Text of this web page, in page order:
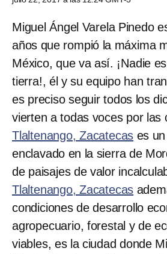
Miguel Ángel Varela Pinedo
años que rompió la máxima
México, que va así. ¡Nadie
tierra!, él y su equipo han
es preciso seguir todos los
vierten a todas voces por las
Tlaltenango, Zacatecas es
enclavado en la sierra de
de paisajes de valor
Tlaltenango, Zacatecas
condiciones de desarrollo
agropecuario, forestal y de
viables, es la ciudad donde